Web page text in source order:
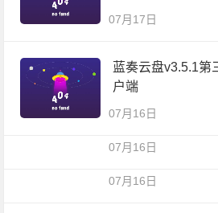
07月17日
蓝奏云盘v3.5.1第
户端
07月16日
07月16日
07月16日